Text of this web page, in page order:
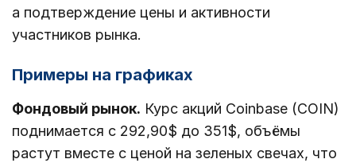
а подтверждение цены и активности
участников рынка.
Примеры на графиках
Фондовый рынок. Курс акций Coinbase (COIN)
поднимается с 292,90$ до 351$, объёмы
растут вместе с ценой на зеленых свечах, что